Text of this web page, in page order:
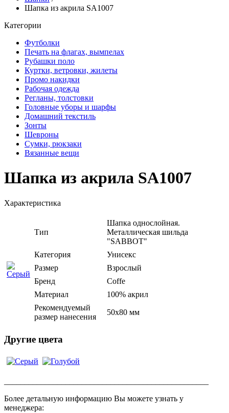
Шапка из акрила SA1007
Категории
Футболки
Печать на флагах, вымпелах
Рубашки поло
Куртки, ветровки, жилеты
Промо накидки
Рабочая одежда
Регланы, толстовки
Головные уборы и шарфы
Домашний текстиль
Зонты
Шевроны
Сумки, рюкзаки
Вязанные вещи
Шапка из акрила SA1007
Характеристика
Тип
Шапка однослойная.
Металлическая шильда
"SABBOT"
Категория
Унисекс
Размер
Взрослый
Бренд
Coffe
Материал
100% акрил
Рекомендуемый
размер нанесения
50х80 мм
Другие цвета
Более детальную информацию Вы можете узнать у
менеджера: